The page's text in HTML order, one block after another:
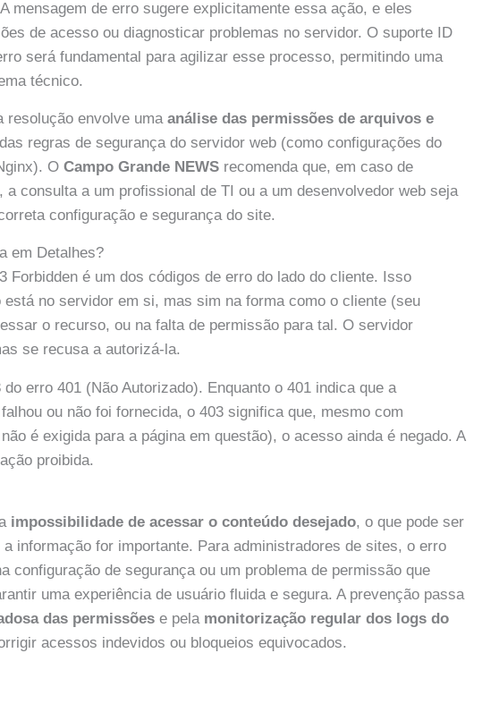
mensagem de erro sugere explicitamente essa ação, e eles
de acesso ou diagnosticar problemas no servidor. O suporte ID
será fundamental para agilizar esse processo, permitindo uma
técnico.
resolução envolve umaanálise das permissões de arquivos e
regras de segurança do servidor web (como configurações do
OCampo Grande NEWS recomenda que, em caso de
consulta a um profissional de TI ou a um desenvolvedor web seja
configuração e segurança do site.
em Detalhes?
Forbidden é um dos códigos de erro do lado do cliente. Isso
está no servidor em si, mas sim na forma como o cliente (seu
o recurso, ou na falta de permissão para tal. O servidor
se recusa a autorizá-la.
erro 401 (Não Autorizado). Enquanto o 401 indica que a
ou não foi fornecida, o 403 significa que, mesmo com
é exigida para a página em questão), o acesso ainda é negado. A
proibida.
impossibilidade de acessar o conteúdo desejado, o que pode ser
informação for importante. Para administradores de sites, o erro
configuração de segurança ou um problema de permissão que
uma experiência de usuário fluida e segura. A prevenção passa
das permissões e pela monitorização regular dos logs do
acessos indevidos ou bloqueios equivocados.